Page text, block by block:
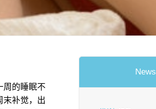
周的睡眠不
末补觉，出
News